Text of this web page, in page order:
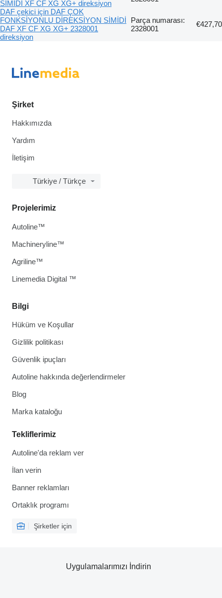
SİMİDİ XF CF XG XG+ direksiyon
DAF çekici için DAF ÇOK
FONKSİYONLU DİREKSİYON SİMİDİ
DAF XF CF XG XG+ 2328001
direksiyon
Parça numarası:
2328001
€427,70
Şirket
Hakkımızda
Yardım
İletişim
Türkiye / Türkçe
Bilgi
Hüküm ve Koşullar
Gizlilik politikası
Güvenlik ipuçları
Autoline hakkında değerlendirmeler
Blog
Marka kataloğu
Tekliflerimiz
Autoline'da reklam ver
İlan verin
Banner reklamları
Ortaklık programı
Şirketler için
Projelerimiz
Autoline™
Machineryline™
Agriline™
Linemedia Digital ™
Uygulamalarımızı İndirin